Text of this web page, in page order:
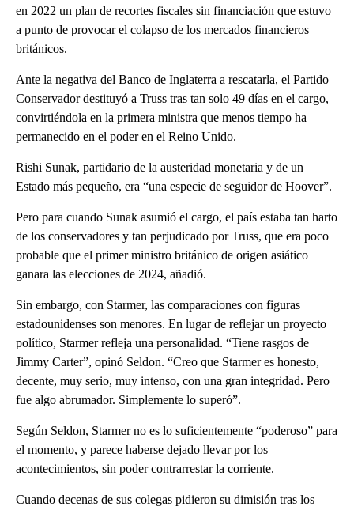
en 2022 un plan de recortes fiscales sin financiación que estuvo
a punto de provocar el colapso de los mercados financieros
británicos.
Ante la negativa del Banco de Inglaterra a rescatarla, el Partido
Conservador destituyó a Truss tras tan solo 49 días en el cargo,
convirtiéndola en la primera ministra que menos tiempo ha
permanecido en el poder en el Reino Unido.
Rishi Sunak, partidario de la austeridad monetaria y de un
Estado más pequeño, era “una especie de seguidor de Hoover”.
Pero para cuando Sunak asumió el cargo, el país estaba tan harto
de los conservadores y tan perjudicado por Truss, que era poco
probable que el primer ministro británico de origen asiático
ganara las elecciones de 2024, añadió.
Sin embargo, con Starmer, las comparaciones con figuras
estadounidenses son menores. En lugar de reflejar un proyecto
político, Starmer refleja una personalidad. “Tiene rasgos de
Jimmy Carter”, opinó Seldon. “Creo que Starmer es honesto,
decente, muy serio, muy intenso, con una gran integridad. Pero
fue algo abrumador. Simplemente lo superó”.
Según Seldon, Starmer no es lo suficientemente “poderoso” para
el momento, y parece haberse dejado llevar por los
acontecimientos, sin poder contrarrestar la corriente.
Cuando decenas de sus colegas pidieron su dimisión tras los